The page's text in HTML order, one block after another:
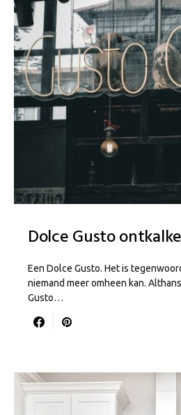
Dolce Gusto
Een Dolce Gusto. Het is
niemand meer omheen kan.
Gusto…